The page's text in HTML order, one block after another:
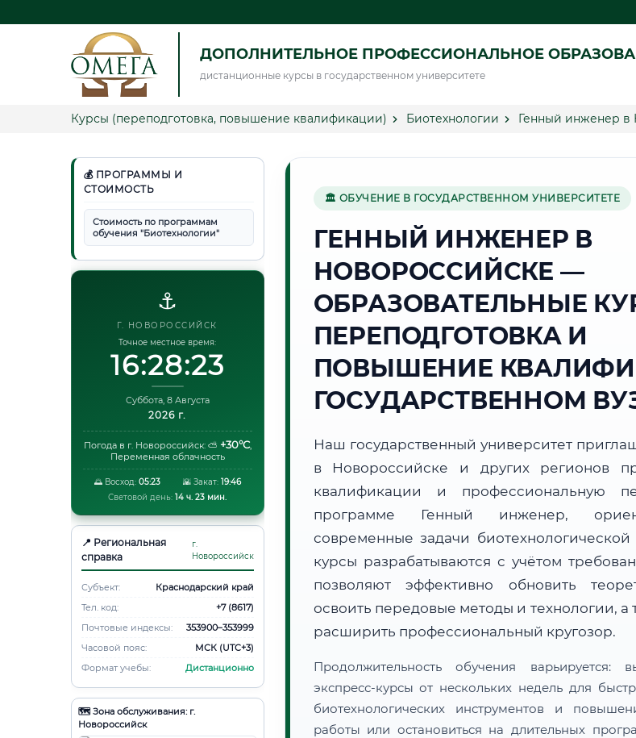
ДОПОЛНИТЕЛЬНОЕ ПРОФЕССИОНАЛЬНОЕ
дистанционные курсы в государственном университете
Курсы (переподготовка, повышение квалификации) Биотехнологии Генный инженер в
💰 ПРОГРАММЫ И
СТОИМОСТЬ
Стоимость по программам
обучения "Биотехнологии"
⚓
Г. НОВОРОССИЙСК
Точное местное время:
16:28:24
Суббота, 8 Августа
2026 г.
Погода в г. Новороссийск: ⛅ +30°C,
Переменная облачность
🌅 Восход: 05:23 🌇 Закат: 19:46
Световой день: 14 ч. 23 мин.
📍 Региональная
справка
г.
Новороссийск
Субъект:
Краснодарский край
Тел. код:
+7 (8617)
Почтовые индексы:
353900–353999
Часовой пояс:
МСК (UTC+3)
Формат учебы:
Дистанционно
🗺️ Зона обслуживания: г.
Новороссийск
🏛 ОБУЧЕНИЕ В ГОСУДАРСТВЕННОМ УНИВЕРСИТЕТЕ
ГЕННЫЙ ИНЖЕНЕР В
НОВОРОССИЙСКЕ —
ОБРАЗОВАТЕЛЬНЫЕ
ПЕРЕПОДГОТОВКА И
ПОВЫШЕНИЕ
ГОСУДАРСТВЕННОМ
Наш государственный университет
в Новороссийске и других регионов
квалификации и профессиональную
программе Генный инженер,
современные задачи
курсы разрабатываются с учётом
позволяют эффективно обновить
освоить передовые методы и технологии, а
расширить профессиональный кругозор.
Продолжительность обучения
экспресс-курсы от нескольких недель для
биотехнологических инструментов и
работы или остановиться на длительных